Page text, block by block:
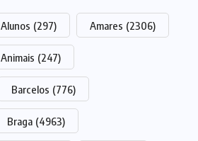
Alunos (297) Amares (2306)
Animais (247)
Barcelos (776)
Braga (4963)